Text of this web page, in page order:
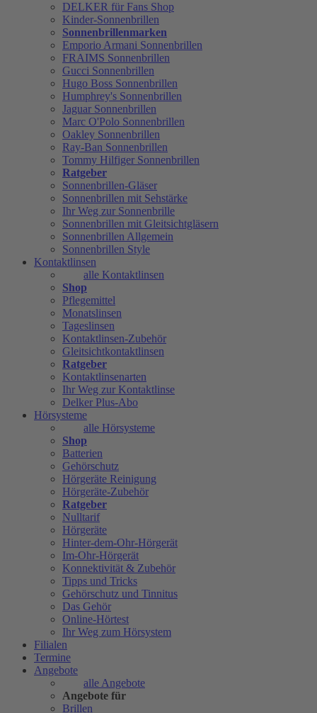
DELKER für Fans Shop
Kinder-Sonnenbrillen
Sonnenbrillenmarken
Emporio Armani Sonnenbrillen
FRAIMS Sonnenbrillen
Gucci Sonnenbrillen
Hugo Boss Sonnenbrillen
Humphrey's Sonnenbrillen
Jaguar Sonnenbrillen
Marc O'Polo Sonnenbrillen
Oakley Sonnenbrillen
Ray-Ban Sonnenbrillen
Tommy Hilfiger Sonnenbrillen
Ratgeber
Sonnenbrillen-Gläser
Sonnenbrillen mit Sehstärke
Ihr Weg zur Sonnenbrille
Sonnenbrillen mit Gleitsichtgläsern
Sonnenbrillen Allgemein
Sonnenbrillen Style
Kontaktlinsen
alle Kontaktlinsen
Shop
Pflegemittel
Monatslinsen
Tageslinsen
Kontaktlinsen-Zubehör
Gleitsichtkontaktlinsen
Ratgeber
Kontaktlinsenarten
Ihr Weg zur Kontaktlinse
Delker Plus-Abo
Hörsysteme
alle Hörsysteme
Shop
Batterien
Gehörschutz
Hörgeräte Reinigung
Hörgeräte-Zubehör
Ratgeber
Nulltarif
Hörgeräte
Hinter-dem-Ohr-Hörgerät
Im-Ohr-Hörgerät
Konnektivität & Zubehör
Tipps und Tricks
Gehörschutz und Tinnitus
Das Gehör
Online-Hörtest
Ihr Weg zum Hörsystem
Filialen
Termine
Angebote
alle Angebote
Angebote für
Brillen